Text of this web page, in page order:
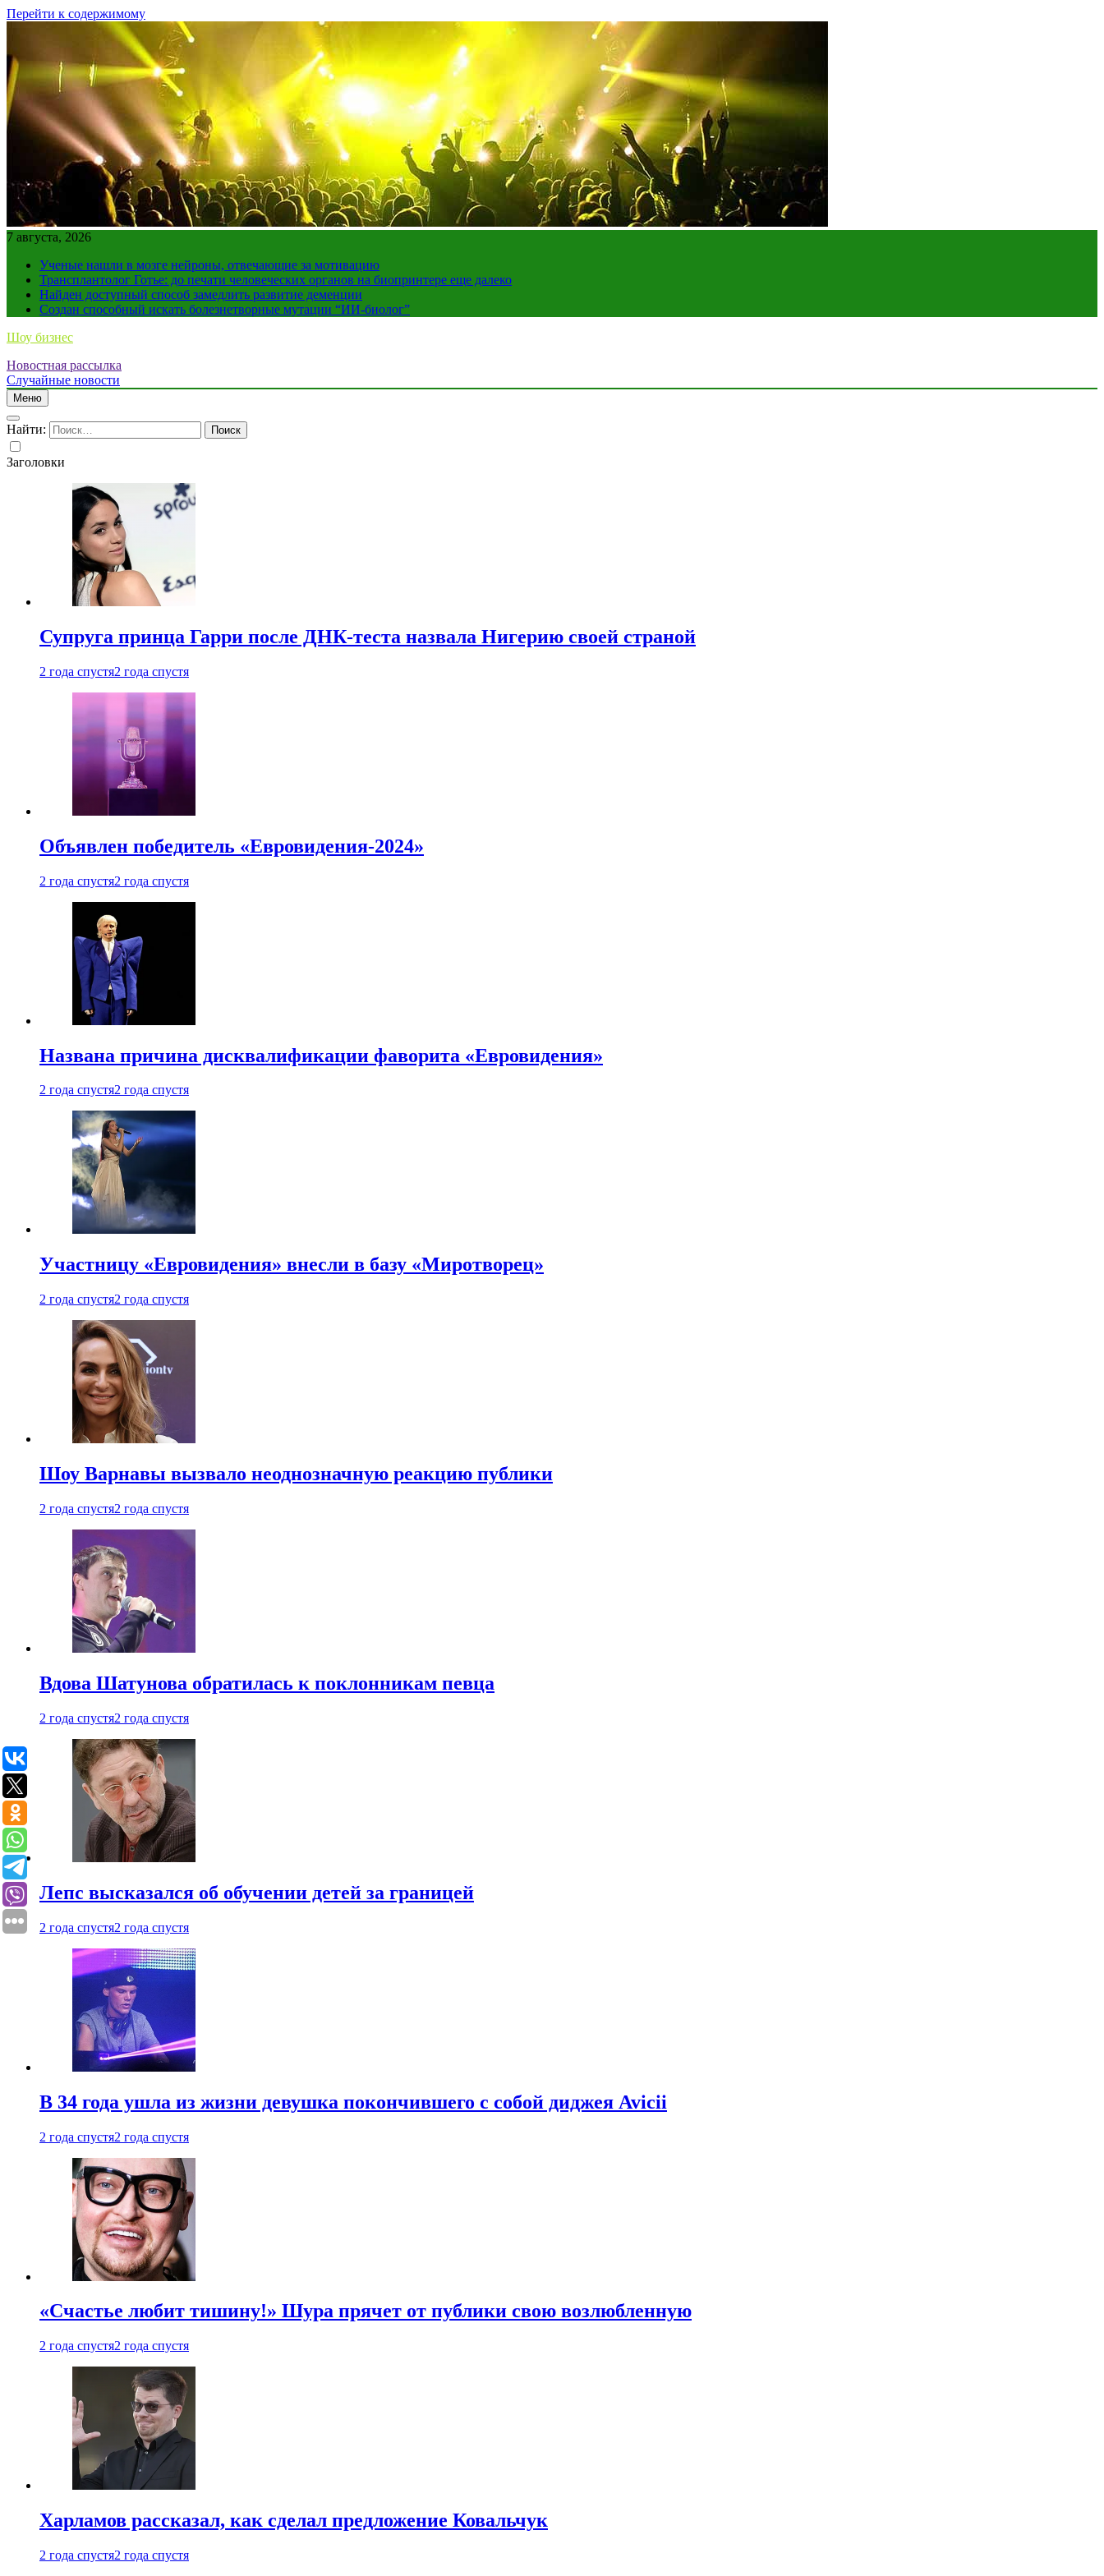
Перейти к содержимому
7 августа, 2026
Ученые нашли в мозге нейроны, отвечающие за мотивацию
Трансплантолог Готье: до печати человеческих органов на биопринтере еще далеко
Найден доступный способ замедлить развитие деменции
Создан способный искать болезнетворные мутации “ИИ-биолог”
Шоу бизнес
Новостная рассылка
Случайные новости
Меню
Найти:
Заголовки
Супруга принца Гарри после ДНК-теста назвала Нигерию своей страной
2 года спустя2 года спустя
Объявлен победитель «Евровидения-2024»
2 года спустя2 года спустя
Названа причина дисквалификации фаворита «Евровидения»
2 года спустя2 года спустя
Участницу «Евровидения» внесли в базу «Миротворец»
2 года спустя2 года спустя
Шоу Варнавы вызвало неоднозначную реакцию публики
2 года спустя2 года спустя
Вдова Шатунова обратилась к поклонникам певца
2 года спустя2 года спустя
Лепс высказался об обучении детей за границей
2 года спустя2 года спустя
В 34 года ушла из жизни девушка покончившего с собой диджея Avicii
2 года спустя2 года спустя
«Счастье любит тишину!» Шура прячет от публики свою возлюбленную
2 года спустя2 года спустя
Харламов рассказал, как сделал предложение Ковальчук
2 года спустя2 года спустя